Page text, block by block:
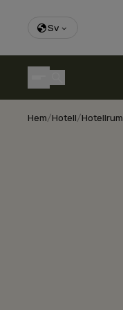
Sv
Hem/Hotell/Hotellrum